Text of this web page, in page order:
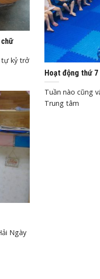
tự kỷ trở
Th1 3, 2020
Hoạt động thứ
Tuần nào cũng
Trung tâm
Ngày